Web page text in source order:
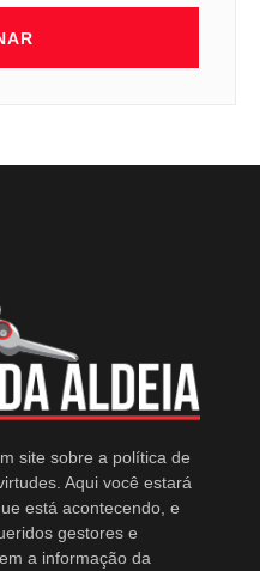
site sobre a política de
Aqui você estará
está acontecendo, e
gestores e
a informação da